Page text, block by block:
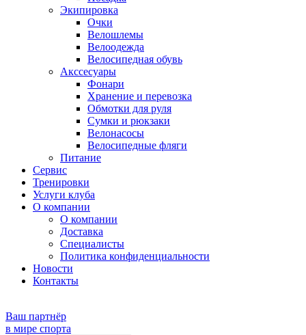
Экипировка
Очки
Велошлемы
Велоодежда
Велосипедная обувь
Акссесуары
Фонари
Хранение и перевозка
Обмотки для руля
Сумки и рюкзаки
Велонасосы
Велосипедные фляги
Питание
Сервис
Тренировки
Услуги клуба
О компании
О компании
Доставка
Специалисты
Политика конфиденциальности
Новости
Контакты
Ваш партнёр
в мире спорта